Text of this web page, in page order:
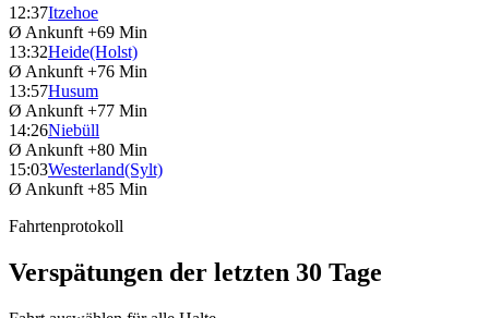
12:37Itzehoe
Ø Ankunft +69 Min
13:32Heide(Holst)
Ø Ankunft +76 Min
13:57Husum
Ø Ankunft +77 Min
14:26Niebüll
Ø Ankunft +80 Min
15:03Westerland(Sylt)
Ø Ankunft +85 Min
Fahrtenprotokoll
Verspätungen der letzten 30 Tage